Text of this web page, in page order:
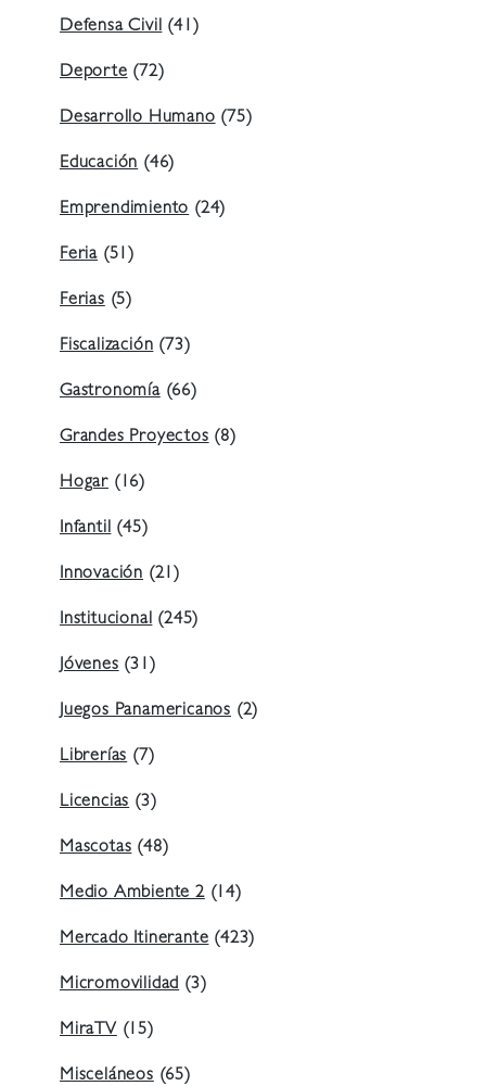
Defensa Civil (41)
Deporte (72)
Desarrollo Humano (75)
Educación (46)
Emprendimiento (24)
Feria (51)
Ferias (5)
Fiscalización (73)
Gastronomía(66)
Grandes Proyectos (8)
Hogar (16)
Infantil (45)
Innovación (21)
Institucional (245)
Jóvenes (31)
Juegos Panamericanos (2)
Librerías (7)
Licencias (3)
Mascotas (48)
Medio Ambiente 2(14)
Mercado Itinerante (423)
Micromovilidad (3)
MiraTV (15)
Misceláneos (65)